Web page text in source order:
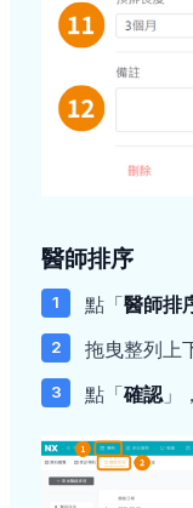
醫師排序
點「醫師排
拖曳整列上
點「確認 」